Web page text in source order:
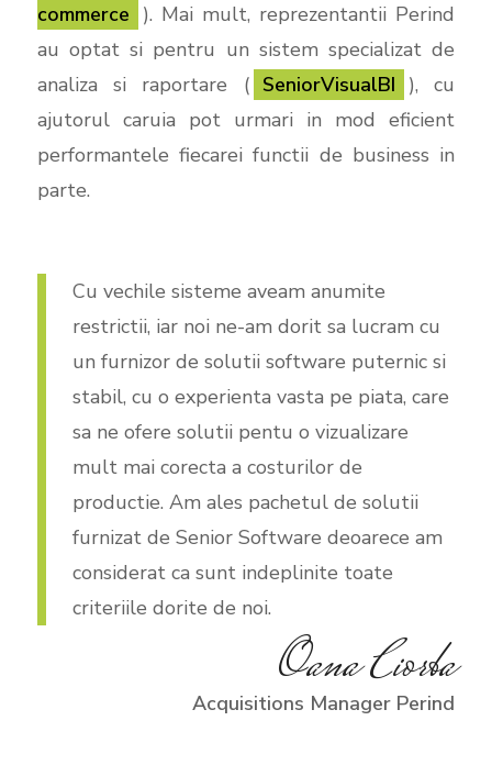
commerce ). Mai mult, reprezentantii Perind
au optat si pentru un sistem specializat de
analiza si raportare ( SeniorVisualBI ), cu
ajutorul caruia pot urmari in mod eficient
performantele fiecarei functii de business in
parte.
Cu vechile sisteme aveam anumite
restrictii, iar noi ne-am dorit sa lucram cu
un furnizor de solutii software puternic si
stabil, cu o experienta vasta pe piata, care
sa ne ofere solutii pentu o vizualizare
mult mai corecta a costurilor de
productie. Am ales pachetul de solutii
furnizat de Senior Software deoarece am
considerat ca sunt indeplinite toate
criteriile dorite de noi.
Oana Ciorba
Acquisitions Manager Perind